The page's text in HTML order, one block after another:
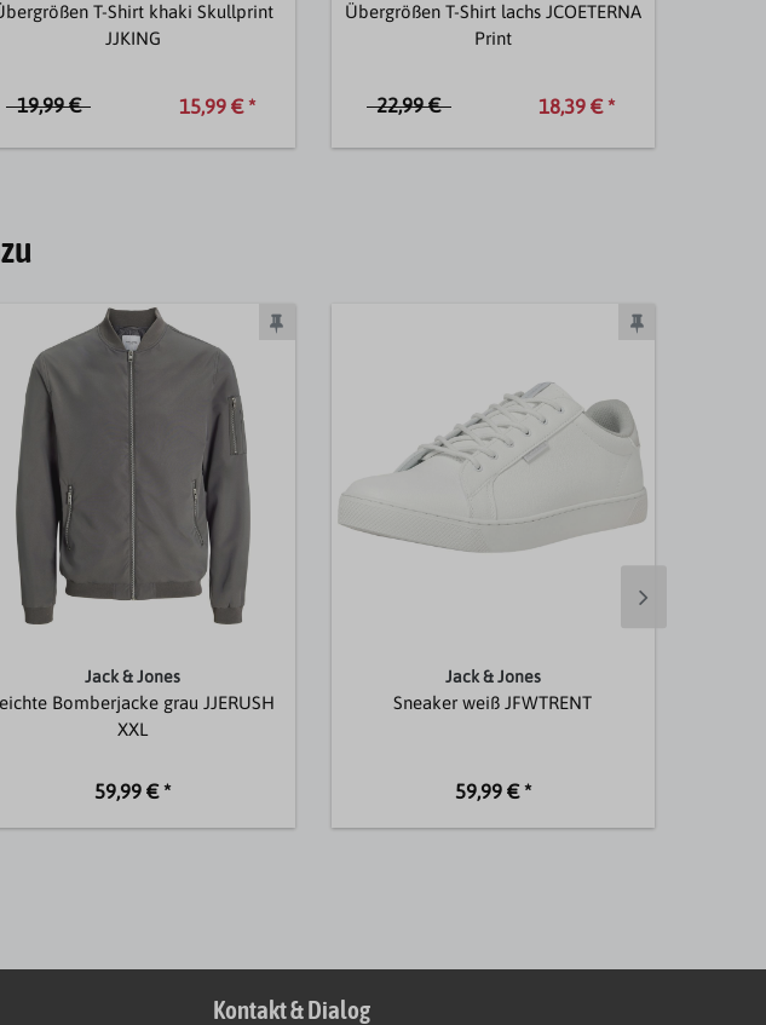
T-Shirt khaki Skullprint
JJKING
19,99 € 15,99 € *
Übergrößen T-Shirt lachs JCOETERNA
Print
22,99 € 18,39 € *
Jack & Jones
Bomberjacke grau JJERUSH
XXL
59,99 € *
Jack & Jones
Sneaker weiß JFWTRENT
59,99 € *
Kontakt & Dialog